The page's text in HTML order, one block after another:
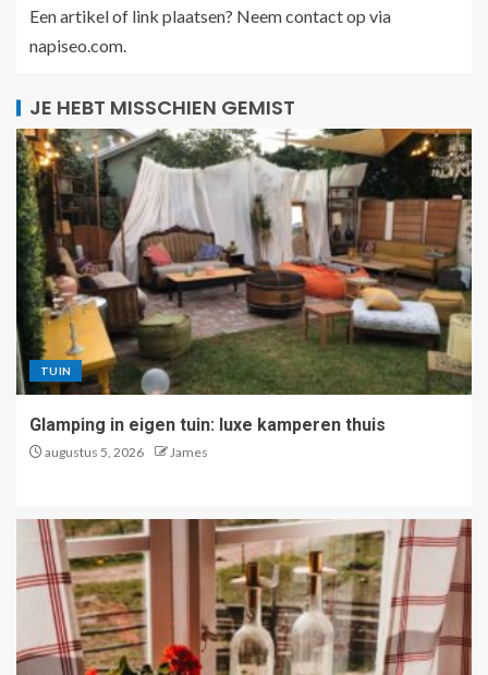
Een artikel of link plaatsen? Neem contact op via
napiseo.com.
JE HEBT MISSCHIEN GEMIST
TUIN
Glamping in eigen tuin: luxe kamperen thuis
augustus 5, 2026 James